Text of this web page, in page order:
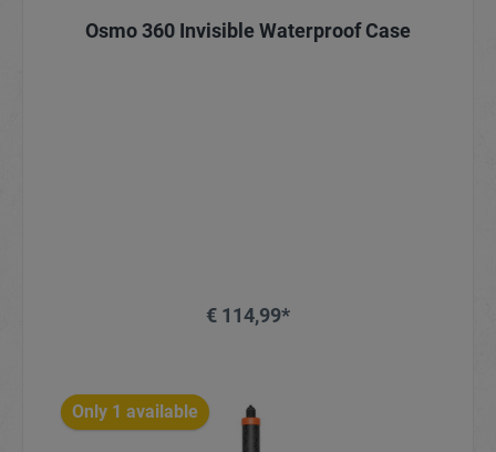
Osmo 360 Invisible Waterproof Case
€ 114,99*
Only 1 available